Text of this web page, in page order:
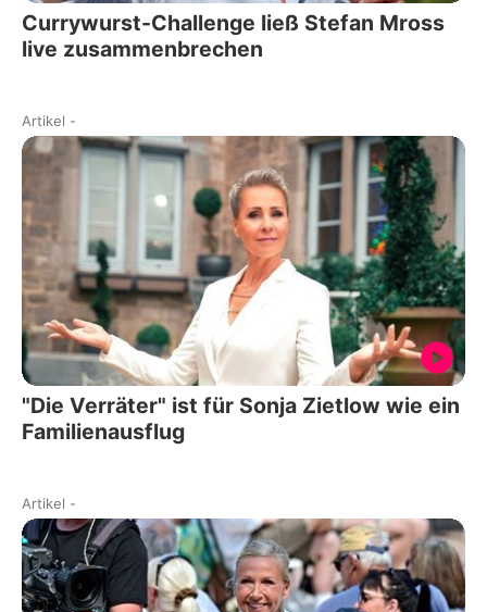
Currywurst-Challenge ließ Stefan Mross
live zusammenbrechen
Artikel -
"Die Verräter" ist für Sonja Zietlow wie ein
Familienausflug
Artikel -